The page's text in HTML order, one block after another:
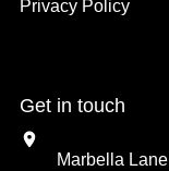
Privacy Policy
Get in touch
Marbella Lane